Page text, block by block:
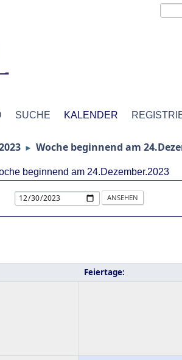
SUCHE KALENDER
► Woche beginnend am
beginnend am 24.Dezember.2023
Feiertage: